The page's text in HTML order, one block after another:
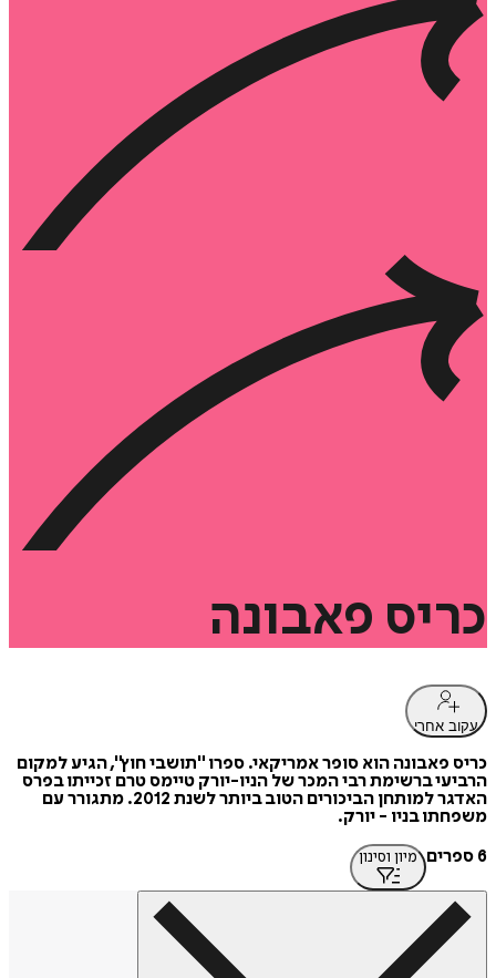
כריס פאבונה
עקוב אחרי
כריס פאבונה הוא סופר אמריקאי. ספרו "תושבי חוץ", הגיע למקום
הרביעי ברשימת רבי המכר של הניו-יורק טיימס טרם זכייתו בפרס
האדגר למותחן הביכורים הטוב ביותר לשנת 2012. מתגורר עם
משפחתו בניו - יורק.
6 ספרים
מיון וסינון